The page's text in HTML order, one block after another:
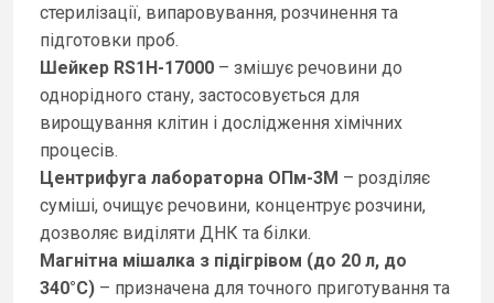
стерилізації, випаровування, розчинення та
підготовки проб.
Шейкер RS1H-17000 – змішує речовини до
однорідного стану, застосовується для
вирощування клітин і дослідження хімічних
процесів.
Центрифуга лабораторна ОПм-3М – розділяє
суміші, очищує речовини, концентрує розчини,
дозволяє виділяти ДНК та білки.
Магнітна мішалка з підігрівом (до 20 л, до
340°С) – призначена для точного приготування та